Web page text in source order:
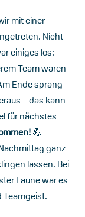
mit einer
Nicht
einiges los:
Team waren
Ende sprang
– das kann
für nächstes
💪
ganz
lassen. Bei
Laune war es
Teamgeist.